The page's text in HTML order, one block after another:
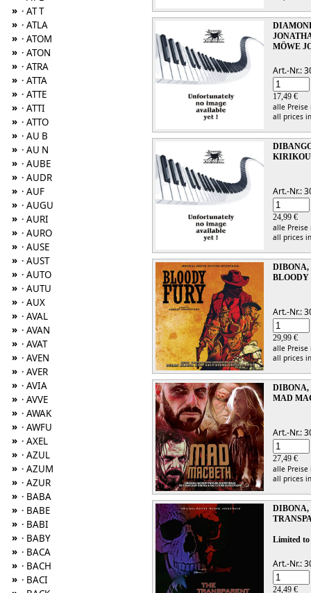
» · AT T
» · ATLA
» · ATOM
» · ATON
» · ATRA
» · ATTA
» · ATTE
» · ATTI
» · ATTO
» · AU B
» · AU N
» · AUBE
» · AUDR
» · AUF
» · AUGU
» · AURI
» · AURO
» · AUSE
» · AUST
» · AUTO
» · AUTU
» · AUX
» · AVAL
» · AVAN
» · AVAT
» · AVEN
» · AVER
» · AVIA
» · AVVE
» · AWAK
» · AWFU
» · AXEL
» · AZUL
» · AZUM
» · AZUR
» · BABA
» · BABE
» · BABI
» · BABY
» · BACA
» · BACH
» · BACI
MÖWE
Art.-Nr.:
17,49 €
alle
all prices
KIRIKOU
Art.-Nr.:
24,99 €
alle
all prices
DIBONA,
BLOODY
Art.-Nr.:
29,99 €
alle
all prices
DIBONA,
MAD
Art.-Nr.:
27,49 €
alle
all prices
DIBONA,
Limited to
Art.-Nr.:
24,49 €